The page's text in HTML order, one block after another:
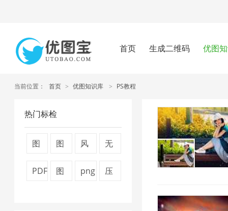
首页 生成二维码 优图
当前位置： 首页 > 优图知识库 > PS教程
热门标检
图
图
风
无
PDF
图
png
压